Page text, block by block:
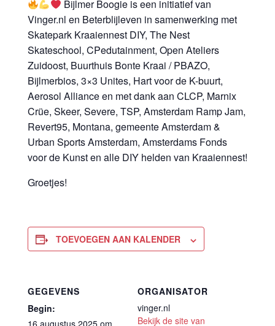
Bijlmer Boogie is een initiatief van
Vinger.nl en Beterblijleven in samenwerking met
Skatepark Kraaiennest DIY, The Nest
Skateschool, CPedutainment, Open Ateliers
Zuidoost, Buurthuis Bonte Kraai / PBAZO,
Bijlmerbios, 3×3 Unites, Hart voor de K-buurt,
Aerosol Alliance en met dank aan CLCP, Marnix
Crüe, Skeer, Severe, TSP, Amsterdam Ramp Jam,
Revert95, Montana, gemeente Amsterdam &
Urban Sports Amsterdam, Amsterdams Fonds
voor de Kunst en alle DIY helden van Kraaiennest!
Groetjes!
TOEVOEGEN AAN KALENDER
GEGEVENS
Begin:
ORGANISATOR
vinger.nl
Bekijk de site van